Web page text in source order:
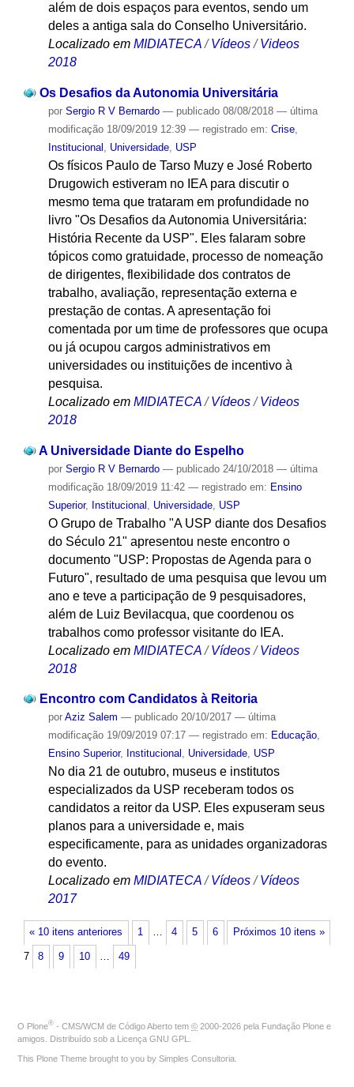
além de dois espaços para eventos, sendo um
deles a antiga sala do Conselho Universitário.
Localizado em MIDIATECA /Vídeos /Videos
2018
Os Desafios da Autonomia Universitária
por Sergio R V Bernardo — publicado08/08/2018 — última
modificação18/09/2019 12:39 — registrado em: Crise,
Institucional
Universidade, USP
Os físicos Paulo de Tarso Muzy e José Roberto
Drugowich estiveram no IEA para discutir o
mesmo tema que trataram em profundidade no
livro "Os Desafios da Autonomia Universitária:
História Recente da USP". Eles falaram sobre
tópicos como gratuidade, processo de nomeação
de dirigentes, flexibilidade dos contratos de
trabalho, avaliação, representação externa e
prestação de contas. A apresentação foi
comentada por um time de professores que ocupa
ou já ocupou cargos administrativos em
universidades ou instituições de incentivo à
pesquisa.
Localizado em MIDIATECA /Vídeos /Videos
2018
A Universidade Diante do Espelho
por Sergio R V Bernardo — publicado24/10/2018 — última
modificação18/09/2019 11:42 — registrado em: Ensino
Superior, Institucional Universidade, USP
O Grupo de Trabalho "A USP diante dos Desafios
do Século 21" apresentou neste encontro o
documento "USP: Propostas de Agenda para o
Futuro", resultado de uma pesquisa que levou um
ano e teve a participação de 9 pesquisadores,
além de Luiz Bevilacqua, que coordenou os
trabalhos como professor visitante do IEA.
Localizado em MIDIATECA /Vídeos /Videos
2018
Encontro com Candidatos à Reitoria
por Aziz Salem — publicado20/10/2017 — última
modificação19/09/2019 07:17 — registrado em: Educação,
Ensino Superior, Institucional , Universidade, USP
No dia 21 de outubro, museus e institutos
especializados da USP receberam todos os
candidatos a reitor da USP. Eles expuseram seus
planos para a universidade e, mais
especificamente, para as unidades organizadoras
do evento.
Localizado em MIDIATECA /Vídeos /Vídeos
2017
« 10 itens anteriores Próximos 10 itens »
1 … 4 5 6
7 8 9 10 … 49
O Plone® - CMS/WCM de Código Aberto tem © 2000-2026 pela Fundação Plone e
amigos. Distribuído sob a Licença GNU GPL
This Plone Theme brought to you by Simples Consultoria